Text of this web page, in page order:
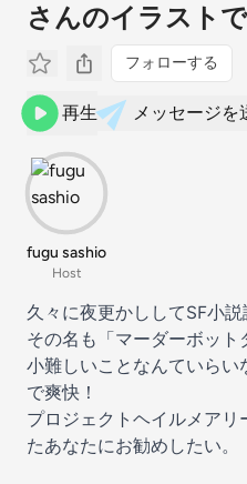
さんのイラスト
フォローする
再生 メッセージを
fugu sashio
Host
久々に夜更かししてSF小説
その名も「マーダーボット
小難しいことなんていら
で爽快！
プロジェクトヘイルメアリ
たあなたにお勧めしたい。